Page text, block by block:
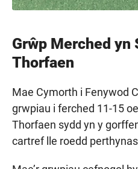
Grŵp Merched yn
Thorfaen
Mae Cymorth i Fenywod
grwpiau i ferched 11-15
Thorfaen sydd yn y
cartref lle roedd